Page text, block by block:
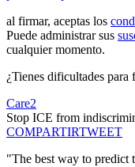
al firmar, aceptas los
Puede administrar sus
cualquier momento.
¿Tienes dificultades para
Care2
Stop ICE from
COMPARTIRTWEET
"The best way to predict